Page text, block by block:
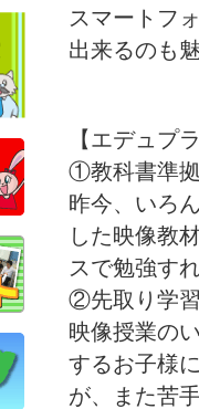
スマートフ
出来るのも
【エデュプ
①教科書準
昨今、いろ
した映像教
スで勉強す
②先取り学
映像授業の
するお子様
が、また苦